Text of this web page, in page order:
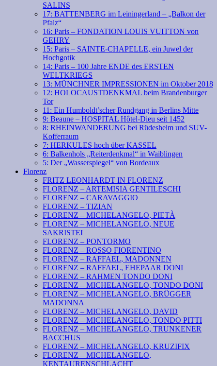
SALINS
17: BATTENBERG im Leiningerland – „Balkon der
Pfalz“
16: Paris – FONDATION LOUIS VUITTON von
GEHRY
15: Paris – SAINTE-CHAPELLE, ein Juwel der
Hochgotik
14: Paris – 100 Jahre ENDE des ERSTEN
WELTKRIEGS
13: MÜNCHNER IMPRESSIONEN im Oktober 2018
12: HOLOCAUSTDENKMAL beim Brandenburger
Tor
11: Ein Humboldt’scher Rundgang in Berlins Mitte
9: Beaune – HOSPITAL Hôtel-Dieu seit 1452
8: RHEINWANDERUNG bei Rüdesheim und SUV-
Kofferraum
7: HERKULES hoch über KASSEL
6: Balkenhols „Reiterdenkmal“ in Waiblingen
5: Der „Wasserspiegel“ von Bordeaux
Florenz
FRITZ LEONHARDT IN FLORENZ
FLORENZ – ARTEMISIA GENTILESCHI
FLORENZ – CARAVAGGIO
FLORENZ – TIZIAN
FLORENZ – MICHELANGELO, PIETÀ
FLORENZ – MICHELANGELO, NEUE
SAKRISTEI
FLORENZ – PONTORMO
FLORENZ – ROSSO FIORENTINO
FLORENZ – RAFFAEL, MADONNEN
FLORENZ – RAFFAEL, EHEPAAR DONI
FLORENZ – RAHMEN TONDO DONI
FLORENZ – MICHELANGELO, TONDO DONI
FLORENZ – MICHELANGELO, BRÜGGER
MADONNA
FLORENZ – MICHELANGELO, DAVID
FLORENZ – MICHELANGELO, TONDO PITTI
FLORENZ – MICHELANGELO, TRUNKENER
BACCHUS
FLORENZ – MICHELANGELO, KRUZIFIX
FLORENZ – MICHELANGELO,
KENTAURENSCHLACHT